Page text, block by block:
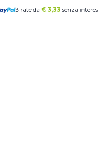
3 rate da € 3,33 senza